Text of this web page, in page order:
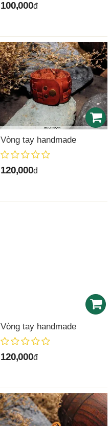
100,000đ
Vòng tay handmade
120,000đ
Vòng tay handmade
120,000đ